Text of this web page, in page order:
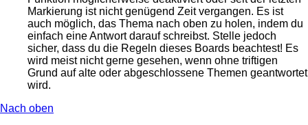
Markierung ist nicht genügend Zeit vergangen. Es ist
auch möglich, das Thema nach oben zu holen, indem du
einfach eine Antwort darauf schreibst. Stelle jedoch
sicher, dass du die Regeln dieses Boards beachtest! Es
wird meist nicht gerne gesehen, wenn ohne triftigen
Grund auf alte oder abgeschlossene Themen geantwortet
wird.
Nach oben